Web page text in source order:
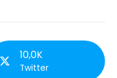
10,0K
Twitter